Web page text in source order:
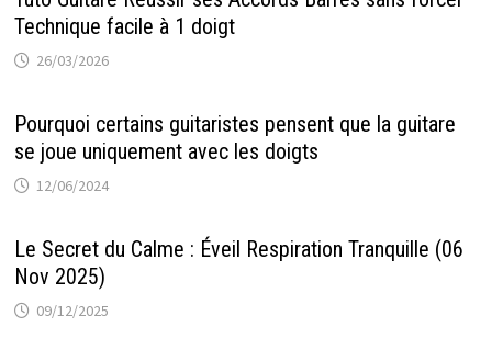
Technique facile à 1 doigt
26/03/2026
Pourquoi certains guitaristes pensent que la guitare
se joue uniquement avec les doigts
12/06/2024
Le Secret du Calme : Éveil Respiration Tranquille (06
Nov 2025)
09/12/2025